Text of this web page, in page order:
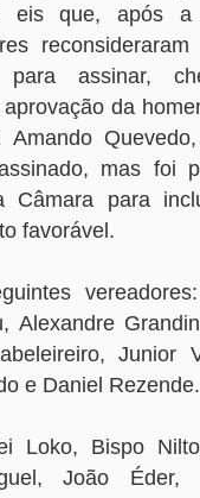
eis que, após a
para assinar,
da
mas foi
Câmara para
favorável.
Alexandre
Junior
e Daniel Rezende.
Loko, Bispo
João